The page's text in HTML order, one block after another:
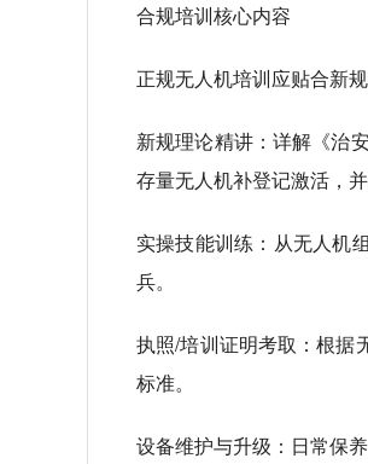
合规培训核心内容
正规无人机培训应贴合新
新规理论精讲：详解《治
存量无人机补登记激活，
实操技能训练：从无人机
兵。
执照/培训证明考取：根据
标准。
设备维护与升级：日常保